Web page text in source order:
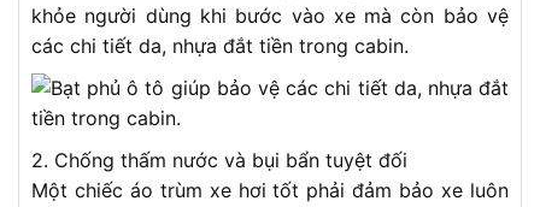
khỏe người dùng khi bước vào xe mà còn bảo vệ
các chi tiết da, nhựa đắt tiền trong cabin.
2. Chống thấm nước và bụi bẩn tuyệt đối
Một chiếc áo trùm xe hơi tốt phải đảm bảo xe luôn